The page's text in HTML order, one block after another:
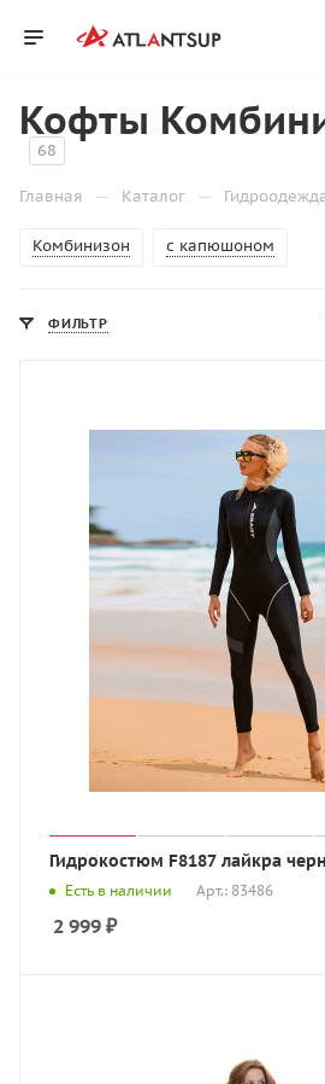
Кофты
68
Главная — Каталог —
Комбинизон с капюшоном
ФИЛЬТР
Гидрокостюм F8187 лайкра
Есть в наличии Арт.: 83486
2 999 ₽